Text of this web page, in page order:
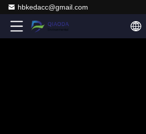
hbkedacc@gmail.com